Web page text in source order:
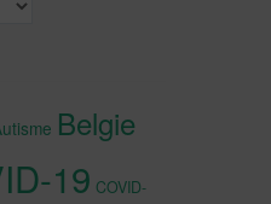
Belgie
19 COVID-